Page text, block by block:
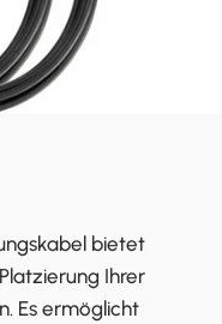
bietet
Ihrer
Es ermöglicht